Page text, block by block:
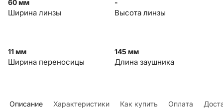
60 мм
Ширина линзы
-
Высота линзы
11 мм
Ширина переносицы
145 мм
Длина заушника
Описание Характеристики Как купить Оплата